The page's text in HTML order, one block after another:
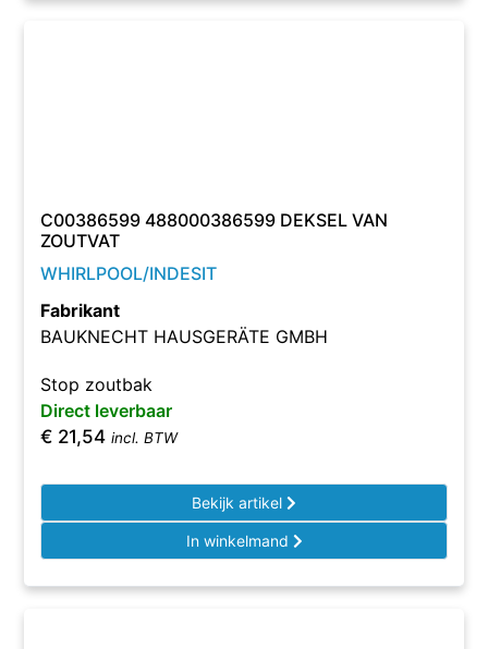
C00386599 488000386599 DEKSEL VAN
ZOUTVAT
WHIRLPOOL/INDESIT
Fabrikant
BAUKNECHT HAUSGERÄTE GMBH
Stop zoutbak
Direct leverbaar
€ 21,54 incl. BTW
Bekijk artikel
In winkelmand